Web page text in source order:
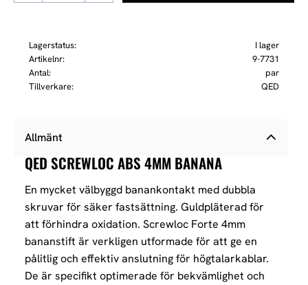
Lagerstatus
I lager
Artikelnr
9-7731
Antal
par
Tillverkare
QED
Allmänt
QED SCREWLOC ABS 4MM BANANA
En mycket välbyggd banankontakt med dubbla
skruvar för säker fastsättning. Guldpläterad för
att förhindra oxidation. Screwloc Forte 4mm
bananstift är verkligen utformade för att ge en
pålitlig och effektiv anslutning för högtalarkablar.
De är specifikt optimerade för bekvämlighet och